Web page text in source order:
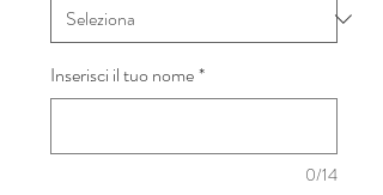
Inserisci il tuo nome*
0/14